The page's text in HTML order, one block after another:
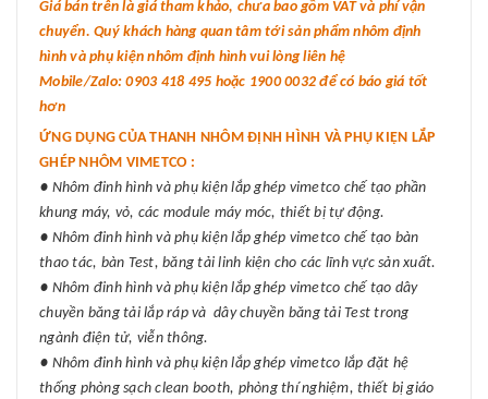
Giá bán trên là giá tham khảo, chưa bao gồm VAT và phí vận
chuyển. Quý khách hàng quan tâm tới sản phẩm nhôm định
hình và phụ kiện nhôm định hình vui lòng liên hệ
Mobile/Zalo: 0903 418 495 hoặc 1900 0032 để có báo giá tốt
hơn
ỨNG DỤNG CỦA THANH NHÔM ĐỊNH HÌNH VÀ PHỤ KIỆN LẮP
GHÉP NHÔM VIMETCO :
● Nhôm đinh hình và phụ kiện lắp ghép vimetco chế tạo phần
khung máy, vỏ, các module máy móc, thiết bị tự động.
● Nhôm đinh hình và phụ kiện lắp ghép vimetco chế tạo bàn
thao tác, bàn Test, băng tải linh kiện cho các lĩnh vực sản xuất.
● Nhôm đinh hình và phụ kiện lắp ghép vimetco chế tạo dây
chuyền băng tải lắp ráp và dây chuyền băng tải Test trong
ngành điện tử, viễn thông.
● Nhôm đinh hình và phụ kiện lắp ghép vimetco lắp đặt hệ
thống phòng sạch clean booth, phòng thí nghiệm, thiết bị giáo